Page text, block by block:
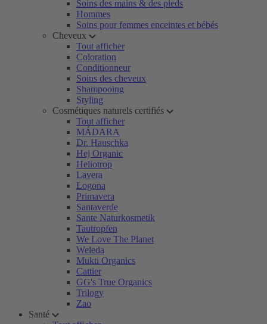
Soins des mains & des pieds
Hommes
Soins pour femmes enceintes et bébés
Cheveux
Tout afficher
Coloration
Conditionneur
Soins des cheveux
Shampooing
Styling
Cosmétiques naturels certifiés
Tout afficher
MÁDARA
Dr. Hauschka
Hej Organic
Heliotrop
Lavera
Logona
Primavera
Santaverde
Sante Naturkosmetik
Tautropfen
We Love The Planet
Weleda
Mukti Organics
Cattier
GG's True Organics
Trilogy
Zao
Santé